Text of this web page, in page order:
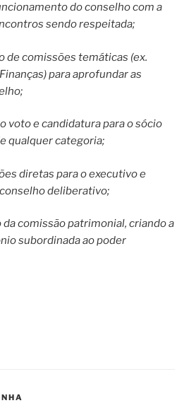
do conselho com a
sendo respeitada;
de comissões temáticas (ex.
para aprofundar as
voto e candidatura para o sócio
qualquer categoria;
diretas para o executivo e
deliberativo;
comissão patrimonial, criando a
subordinada ao poder